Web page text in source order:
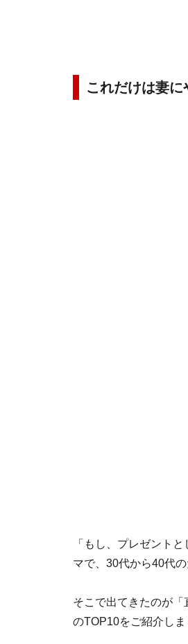
これだけは妻
「もし、プレゼント
マで、30代から40代
そこで出てきたのが
のTOP10をご紹介しま